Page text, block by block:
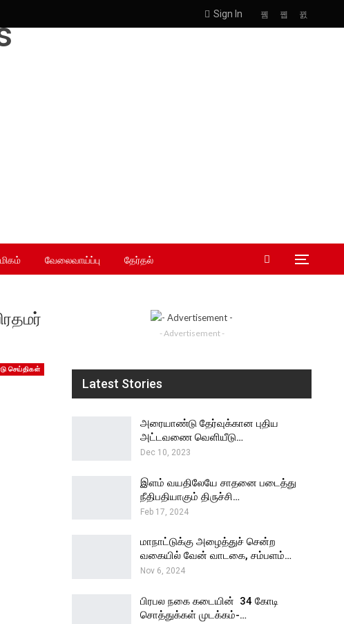
Sign In
வேலைவாய்ப்பு தேர்தல்
செய்திகள்
- Advertisement -
Latest Stories
அரையாண்டு தேர்வுக்கான புதிய
அட்டவணை வெளியீடு…
Dec 10, 2023
இளம் வயதிலேயே சாதனை படைத்து
நீதிபதியாகும் திருச்சி…
Feb 17, 2024
மாநாட்டுக்கு அழைத்துச் சென்ற
வகையில் வேன் வாடகை, சம்பளம்…
Nov 6, 2024
பிரபல நகை கடையின் ₹ 34 கோடி
சொத்துக்கள் முடக்கம்-…